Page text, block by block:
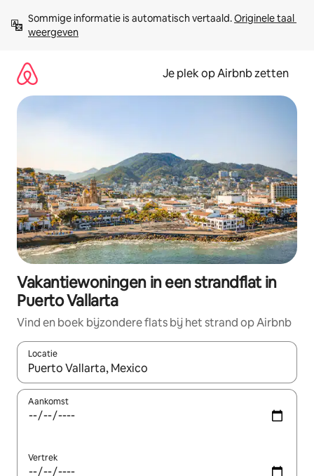
direct
naar
Sommige informatie is automatisch vertaald. Originele taal
weergeven
Je plek op Airbnb zetten
Vakantiewoningen in een strandflat in
Puerto Vallarta
Vind en boek bijzondere flats bij het strand op Airbnb
Locatie
Wanneer er resultaten beschikbaar zijn, maak je een keuze
Aankomst
Vertrek